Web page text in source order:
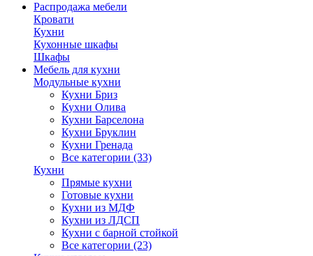
Распродажа мебели
Кровати
Кухни
Кухонные шкафы
Шкафы
Мебель для кухни
Модульные кухни
Кухни Бриз
Кухни Олива
Кухни Барселона
Кухни Бруклин
Кухни Гренада
Все категории (33)
Кухни
Прямые кухни
Готовые кухни
Кухни из МДФ
Кухни из ЛДСП
Кухни с барной стойкой
Все категории (23)